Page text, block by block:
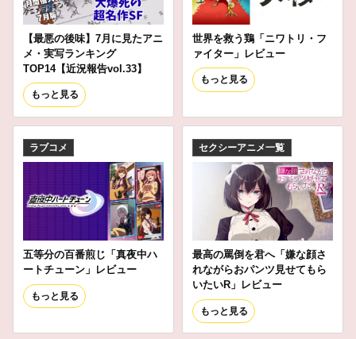
【最悪の後味】7月に見たアニ
メ・実写ランキング
TOP14【近況報告vol.33】
もっと見る
世界を救う鶏「ニワトリ・フ
ァイター」レビュー
もっと見る
ラブコメ
五等分の百番煎じ「真夜中ハ
ートチューン」レビュー
もっと見る
セクシーアニメ一覧
最高の罵倒を君へ「嫌な顔さ
れながらおパンツ見せてもら
いたいR」レビュー
もっと見る